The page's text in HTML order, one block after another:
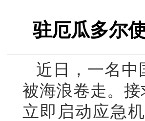
驻厄瓜多尔
近日，一名中
被海浪卷走。
立即启动应急